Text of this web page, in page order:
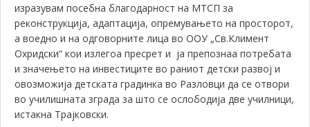
изразувам посебна благодарност на МТСП за
реконструкција, адаптација, опремувањето на просторот,
а воедно и на одговорните лица во ООУ „Св.Климент
Охридски“ кои излегоа пресрет и ја препознаа потребата
и значењето на инвестиците во раниот детски развој и
овозможија детската градинка во Разловци да се отвори
во училишната зграда за што се ослободија две училници,
истакна Трајковски.